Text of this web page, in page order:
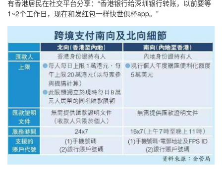
有香港居民在社交平台分享：“香港银行给深圳银行转账，以前要等
1~2个工作日，现在和发红包一样快世俱杯app。”